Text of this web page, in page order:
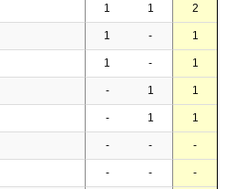
1 1 2
1 - 1
1 - 1
- 1 1
- 1 1
- - -
- - -